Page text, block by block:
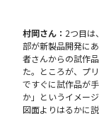
村岡さん： 2つ目は
部が新製品開発に
者さんからの試作
た。ところが、プ
ですぐに試作品が
か」というイメー
図面よりはるかに